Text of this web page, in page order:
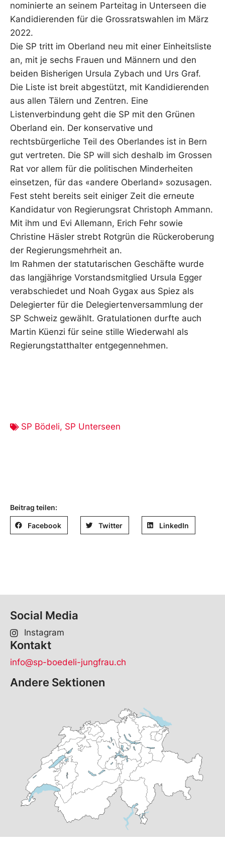
nominierte an seinem Parteitag in Unterseen die
Kandidierenden für die Grossratswahlen im März
2022.
Die SP tritt im Oberland neu mit einer Einheitsliste
an, mit je sechs Frauen und Männern und den
beiden Bisherigen Ursula Zybach und Urs Graf.
Die Liste ist breit abgestützt, mit Kandidierenden
aus allen Tälern und Zentren. Eine
Listenverbindung geht die SP mit den Grünen
Oberland ein. Der konservative und
rechtsbürgerliche Teil des Oberlandes ist in Bern
gut vertreten. Die SP will sich deshalb im Grossen
Rat vor allem für die politischen Minderheiten
einsetzen, für das «andere Oberland» sozusagen.
Fest steht bereits seit einiger Zeit die erneute
Kandidatur von Regierungsrat Christoph Ammann.
Mit ihm und Evi Allemann, Erich Fehr sowie
Christine Häsler strebt Rotgrün die Rückeroberung
der Regierungsmehrheit an.
Im Rahmen der statutarischen Geschäfte wurde
das langjährige Vorstandsmitglied Ursula Egger
verabschiedet und Noah Gygax aus Spiez als
Delegierter für die Delegiertenversammlung der
SP Schweiz gewählt. Gratulationen durfte auch
Martin Küenzi für seine stille Wiederwahl als
Regierungstatthalter entgegennehmen.
SP Bödeli, SP Unterseen
Beitrag teilen:
Facebook Twitter LinkedIn
Social Media
Instagram
Kontakt
info@sp-boedeli-jungfrau.ch
Andere Sektionen